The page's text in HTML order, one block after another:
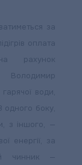
за
оплата
рахунок
води,
боку,
з іншого, —
енергії, за
чинник —